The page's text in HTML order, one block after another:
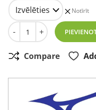
Notīrīt
-
Vīriešu golfa jaka
+
Compare